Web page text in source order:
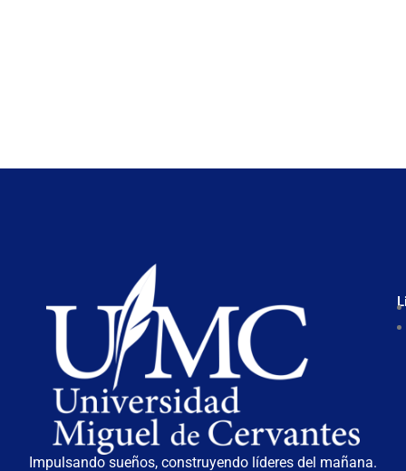
Impulsando sueños, construyendo líderes del mañana.